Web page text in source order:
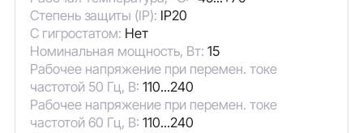
Степень защиты (IP): IP20
С гигростатом: Нет
Номинальная мощность, Вт: 15
Рабочее напряжение при перемен. токе
частотой 50 Гц, В: 110...240
Рабочее напряжение при перемен. токе
частотой 60 Гц, В: 110...240